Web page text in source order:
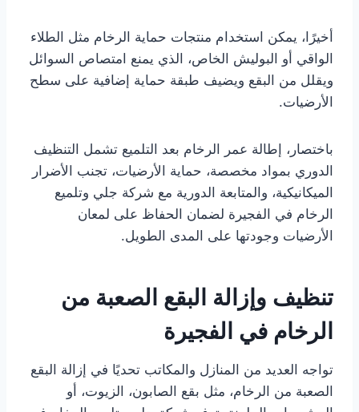
أخيرًا، يمكن استخدام منتجات حماية الرخام مثل الطلاء
الواقي أو البوليش الخاص، الذي يمنع امتصاص السوائل
ويقلل من البقع ويضيف طبقة حماية إضافية على سطح
الأرضيات.
باختصار، إطالة عمر الرخام بعد التلميع تشمل التنظيف
الدوري بمواد مخصصة، حماية الأرضيات، تجنب الأضرار
الميكانيكية، والمتابعة الدورية مع شركة جلي وتلميع
الرخام في الفجيرة لضمان الحفاظ على لمعان
الأرضيات وجودتها على المدى الطويل.
تنظيف وإزالة البقع الصعبة من
الرخام في الفجيرة
تواجه العديد من المنازل والمكاتب تحديًا في إزالة البقع
الصعبة من الرخام، مثل بقع الصابون، الزيوت، أو